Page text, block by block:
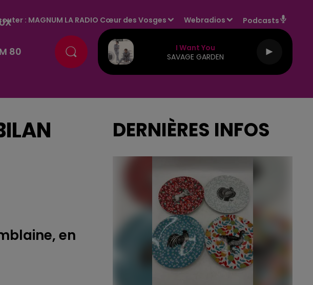
80
: MAGNUM LA RADIO Cœur des Vosges Webradios Podcasts
I Want You
SAVAGE GARDEN
en
DERNIÈRES INFOS